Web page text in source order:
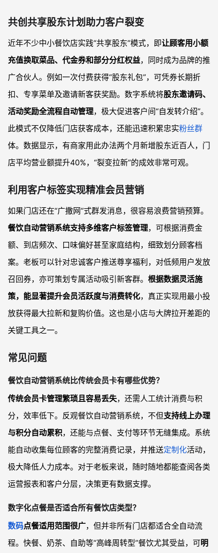
共创共享股东计划助力客户裂变
近年不少中小餐饮店实践“共享股东”模式，即让顾客用小额
充值换取菜品、代金券和部分分红权益，同时成为品牌的推
广合伙人。例如一次付费获得“股东礼包”，可凭券长期折
扣、专享菜单及邀请新客获奖励。数字系统将股东邀请码、
活动奖励全流程自动管理，极大促进客户间“自发转介绍”。
此模式不仅降低门店获客成本，还能迅速积累忠实粉丝群
体。数据显示，有商家用此办法两个月新增股东近百人，门
店平均营业额提升40%，“裂变拉新”的成效非常可观。
利用客户标签实现精准会员营销
如果门店还在“广撒网”式群发消息，很容易浪费营销预算。
餐饮自动营销系统支持多维客户标签管理，可根据消费金
额、到店频次、口味偏好甚至家庭结构，细致划分顾客档
案。老板可以针对忠诚客户推送尊享福利，对低频用户发放
召回券，亦可策划专属活动吸引新客群。 根据数据灵活施
策，能显著提升会员活跃度与消费转化，真正实现用最小投
放获得最大拉新和复购价值。这也是小店与大牌拉开差距的
关键工具之一。
常见问题
餐饮自动营销系统比传统会员卡有哪些优势？
传统会员卡管理繁琐且容易丢失，还需人工统计消费与积
分，效率低下。反观餐饮自动营销系统，不但支持线上办理
与积分自动累积，还能与点餐、支付等环节无缝集成。系统
能自动收集每位顾客的完整消费记录，并推送定制化活动，
极大降低人力成本。对于老板来说，随时随地都能查阅各类
运营报表和客户分层，决策更有数据支撑。
数字化点餐是否适合所有餐饮店类型？
数码点餐适用范围很广，但并非所有门店都适合全自动流
程。快餐、奶茶、自助等“高峰周转型”餐饮尤其受益，可明